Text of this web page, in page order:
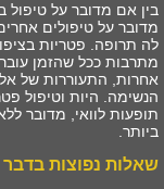
בין אם מדובר על טיפול
מדובר על טיפולים
לה תרופה. פטריות
מתרבות ככל שהזמן
אחרות, התעוררות של
הנשימה. היות וטיפול
תופעות לוואי, מדובר
ביותר.
שאלות נפוצות